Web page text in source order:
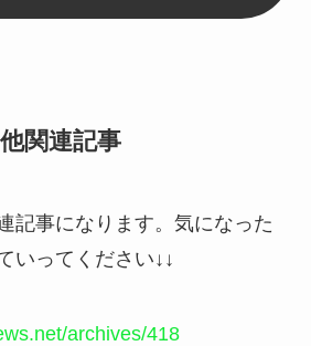
関連記事
記事になります。気になった
いってください↓↓
archives/418